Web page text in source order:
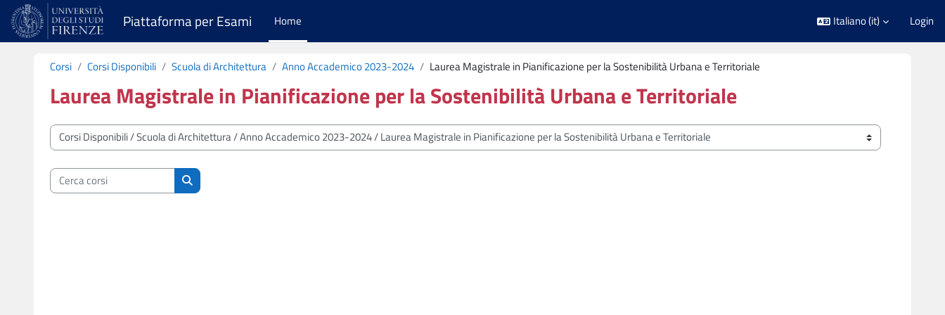
Vai al contenuto principale
Piattaforma per Esami Home Italiano ‎(it)‎ Login
Corsi Corsi Disponibili Scuola di Architettura Anno Accademico 2023-2024 Laurea Magistrale in Pianificazione per la Sostenibilità Urbana e Territoriale
Laurea Magistrale in Pianificazione per la Sostenibilità Urbana e Territoriale
Categorie di corso
Cerca corsi
Cerca corsi